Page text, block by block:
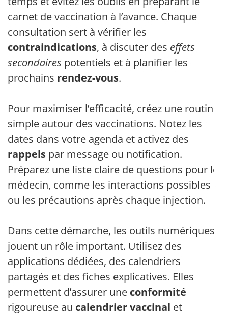
carnet de vaccination à l’avance. Chaque
consultation sert à vérifier les
contraindications, à discuter des effets
secondaires potentiels et à planifier les
prochains rendez-vous.
Pour maximiser l’efficacité, créez une routine
simple autour des vaccinations. Notez les
dates dans votre agenda et activez des
rappels par message ou notification.
Préparez une liste claire de questions pour le
médecin, comme les interactions possibles
ou les précautions après chaque injection.
Dans cette démarche, les outils numériques
jouent un rôle important. Utilisez des
applications dédiées, des calendriers
partagés et des fiches explicatives. Elles
permettent d’assurer une conformité
rigoureuse au calendrier vaccinal et